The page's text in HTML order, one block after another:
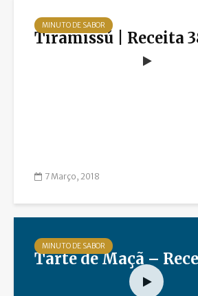
MINUTO DE SABOR
Tiramissú | Receita
7 Março, 2018
MINUTO DE SABOR
Tarte de Maçã –